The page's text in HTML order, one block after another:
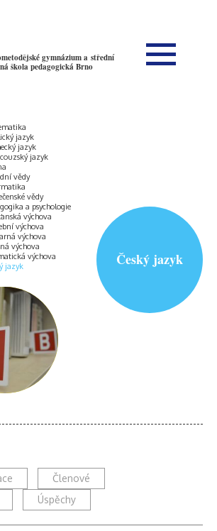
gymnázium a střední
škola pedagogická Brno
jazyk
jazyk
jazyk
vědy
vědy
a psychologie
výchova
výchova
výchova
výchova
výchova
jazyk
Český jazyk
Členové
Úspěchy